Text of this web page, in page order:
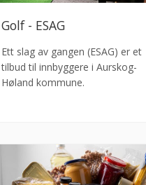
Golf - ESAG
Ett slag av gangen (ESAG) er et
tilbud til innbyggere i Aurskog-
Høland kommune.